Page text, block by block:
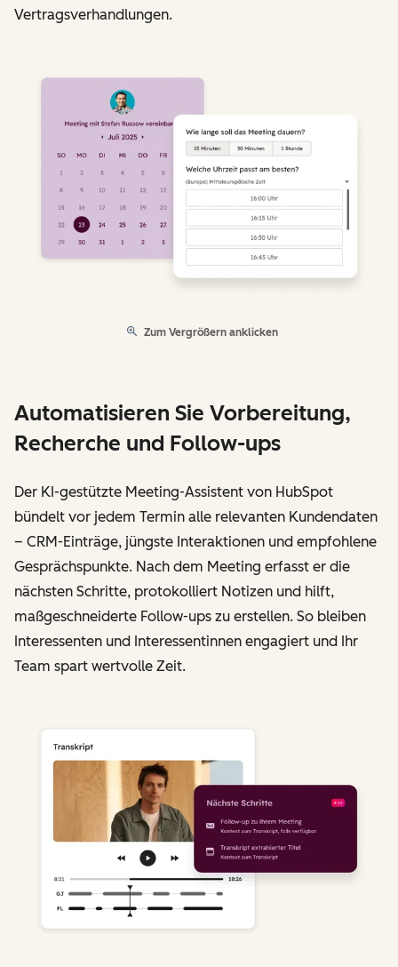
Vertragsverhandlungen.
Zum Vergrößern anklicken
Automatisieren Sie Vorbereitung,
Recherche und Follow-ups
Der KI-gestützte Meeting-Assistent von HubSpot
bündelt vor jedem Termin alle relevanten Kundendaten
– CRM-Einträge, jüngste Interaktionen und empfohlene
Gesprächspunkte. Nach dem Meeting erfasst er die
nächsten Schritte, protokolliert Notizen und hilft,
maßgeschneiderte Follow-ups zu erstellen. So bleiben
Interessenten und Interessentinnen engagiert und Ihr
Team spart wertvolle Zeit.